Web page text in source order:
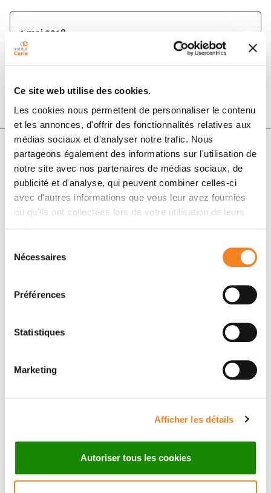
Ce site web utilise des cookies.
Les cookies nous permettent de personnaliser le contenu
et les annonces, d'offrir des fonctionnalités relatives aux
médias sociaux et d'analyser notre trafic. Nous
partageons également des informations sur l'utilisation de
notre site avec nos partenaires de médias sociaux, de
publicité et d'analyse, qui peuvent combiner celles-ci
avec d'autres informations que vous leur avez fournies
ou qu'ils ont collectées lors de votre utilisation de leurs
Nécessaires
Préférences
Statistiques
Marketing
Afficher les détails
Autoriser tous les cookies
1 mai 2018
Cancer/Radiothérapie
Auteurs
A. Dautruche, L. Belin, P. Cottu, P. Bontemps, C.
Lemanski, B. de la Lande, P. Baumann, F. Missohou, C.
Gobillion, V. Pernin, Y. Kirova
Suivez l'Institut Curie
Retrouvez notre actualité sur les réseaux